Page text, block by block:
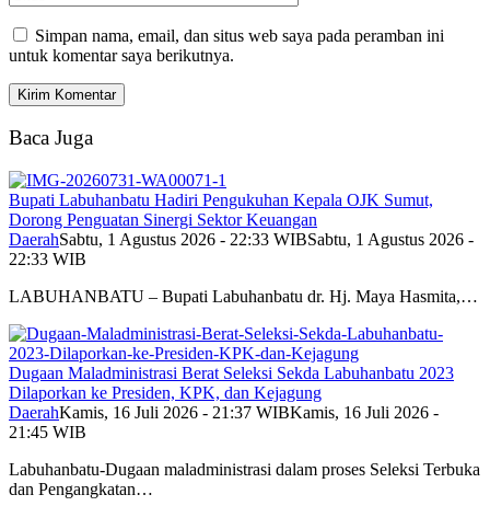
Simpan nama, email, dan situs web saya pada peramban ini
untuk komentar saya berikutnya.
Baca Juga
Bupati Labuhanbatu Hadiri Pengukuhan Kepala OJK Sumut,
Dorong Penguatan Sinergi Sektor Keuangan
DaerahSabtu, 1 Agustus 2026 - 22:33 WIBSabtu, 1 Agustus 2026 -
22:33 WIB
LABUHANBATU – Bupati Labuhanbatu dr. Hj. Maya Hasmita,…
Dugaan Maladministrasi Berat Seleksi Sekda Labuhanbatu 2023
Dilaporkan ke Presiden, KPK, dan Kejagung
DaerahKamis, 16 Juli 2026 - 21:37 WIBKamis, 16 Juli 2026 -
21:45 WIB
Labuhanbatu-Dugaan maladministrasi dalam proses Seleksi Terbuka
dan Pengangkatan…